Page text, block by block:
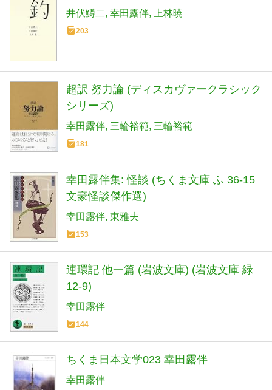
井伏鱒二 幸田露伴 上林暁
203
超訳 努力論 (ディスカヴァークラシック
シリーズ)
幸田露伴 三輪裕範 三輪裕範
181
幸田露伴集: 怪談 (ちくま文庫 ふ 36-15
文豪怪談傑作選)
幸田露伴 東雅夫
153
連環記 他一篇 (岩波文庫) (岩波文庫 緑
12-9)
幸田露伴
144
ちくま日本文学023 幸田露伴
幸田露伴